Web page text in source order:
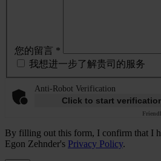
您的留言 *
我想进一步了解贵司的服务
Anti-Robot Verification
Click to start
By filling out this form, I confirm that I
Egon Zehnder's Privacy Policy.